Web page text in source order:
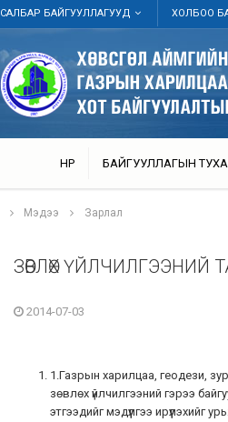
САЛБАР БАЙГУУЛЛАГУУД ХОЛБОО
НҮҮР БАЙГУУЛЛАГЫН
Мэдээ Зарлал
ЗӨВЛӨХ ҮЙЛЧИЛГЭЭНИЙ
2014-07-03
1.Газрын харилцаа, геодези,
зөвлөх үйлчилгээний гэрээ
этгээдийг мэдүүлгээ ирүүлэхийг